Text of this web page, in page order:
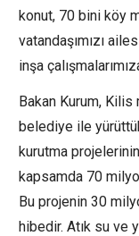
konut, 70 bini köy
vatandaşımızı
inşa
Bakan Kurum,
belediye ile
kurutma
kapsamda 70
Bu projenin 30
hibedir. Atık su ve